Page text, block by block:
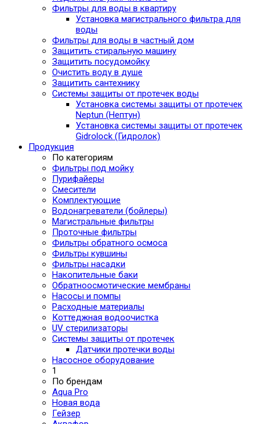
Фильтры для воды в квартиру
Установка магистрального фильтра для
воды
Фильтры для воды в частный дом
Защитить стиральную машину
Защитить посудомойку
Очистить воду в душе
Защитить сантехнику
Системы защиты от протечек воды
Установка системы защиты от протечек
Neptun (Нептун)
Установка системы защиты от протечек
Gidrolock (Гидролок)
Продукция
По категориям
Фильтры под мойку
Пурифайеры
Смесители
Комплектующие
Водонагреватели (бойлеры)
Магистральные фильтры
Проточные фильтры
Фильтры обратного осмоса
Фильтры кувшины
Фильтры насадки
Накопительные баки
Обратноосмотические мембраны
Насосы и помпы
Расходные материалы
Коттеджная водоочистка
UV стерилизаторы
Системы защиты от протечек
Датчики протечки воды
Насосное оборудование
1
По брендам
Aqua Pro
Новая вода
Гейзер